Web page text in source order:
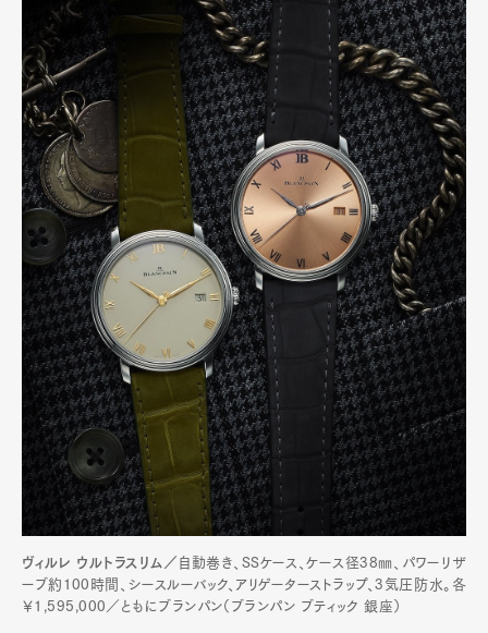
ヴィルレ ウルトラスリム／ 自動巻き、SSケース、ケース径38㎜、パワーリザ
ーブ約100時間、シースルーバック、アリゲーターストラップ、3気圧防水。各
￥1,595,000／ともにブランパン（ブランパン ブティック 銀座）